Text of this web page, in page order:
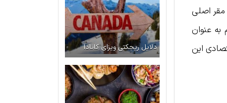
مقر اصلی
عنوان
این
دلایل ریجکتی ویزای کانادا